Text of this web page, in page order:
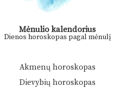
Mėnulio kalendorius
Dienos horoskopas pagal mėnulį
Akmenų horoskopas
Dievybių horoskopas